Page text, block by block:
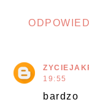
19:55